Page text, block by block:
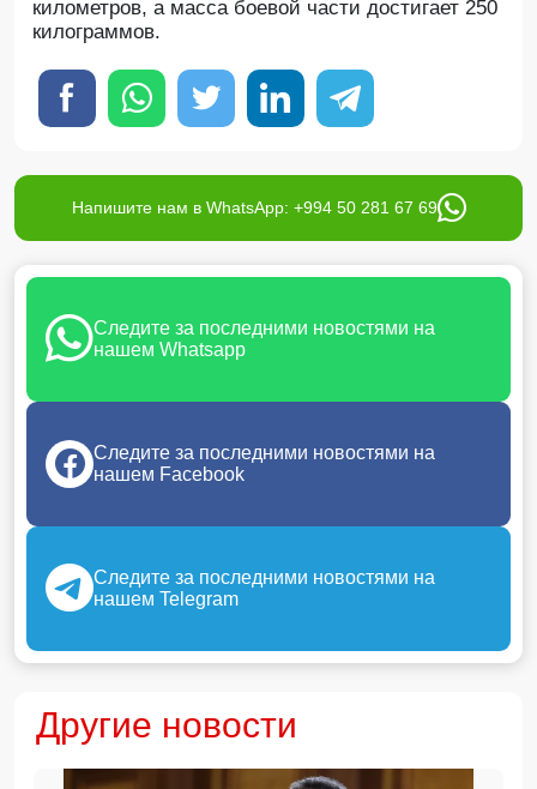
километров, а масса боевой части достигает 250
килограммов.
Напишите нам в WhatsApp: +994 50 281 67 69
Следите за последними новостями на
нашем Whatsapp
Следите за последними новостями на
нашем Facebook
Следите за последними новостями на
нашем Telegram
Другие новости